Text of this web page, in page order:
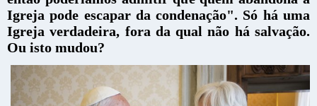
Igreja pode escapar da condenação". Só há uma
Igreja verdadeira, fora da qual não há salvação.
Ou isto mudou?